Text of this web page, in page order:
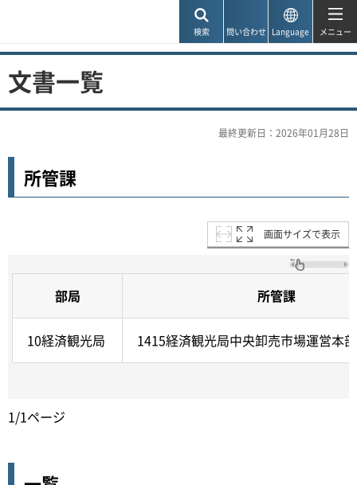
検索 問い合わせ Language メニュー
文書一覧
最終更新日：2026年01月28日
所管課
画面サイズで表示
部局 所管課
10経済観光局 1415経済観光局中央卸売市場運営本
1/1ページ